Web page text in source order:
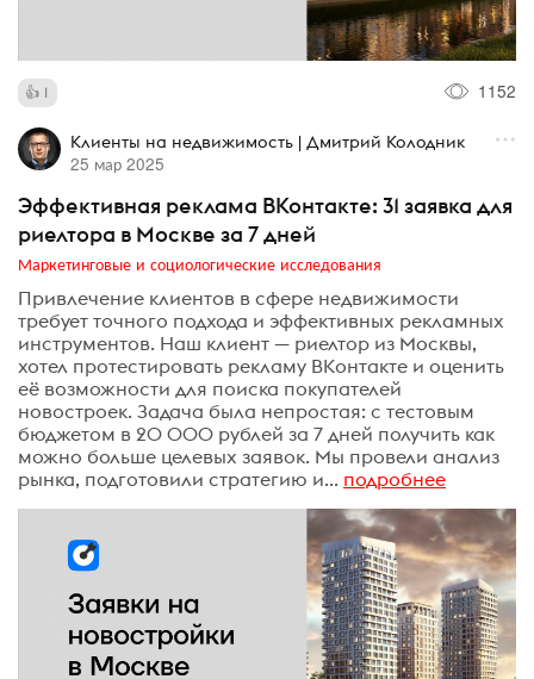
1 1152
Клиенты на недвижимость | Дмитрий Колодник
25 мар 2025
Эффективная реклама ВКонтакте: 31 заявка для
риелтора в Москве за 7 дней
Маркетинговые и социологические исследования
Привлечение клиентов в сфере недвижимости
требует точного подхода и эффективных рекламных
инструментов. Наш клиент — риелтор из Москвы,
хотел протестировать рекламу ВКонтакте и оценить
её возможности для поиска покупателей
новостроек. Задача была непростая: с тестовым
бюджетом в 20 000 рублей за 7 дней получить как
можно больше целевых заявок. Мы провели анализ
рынка, подготовили стратегию и... подробнее